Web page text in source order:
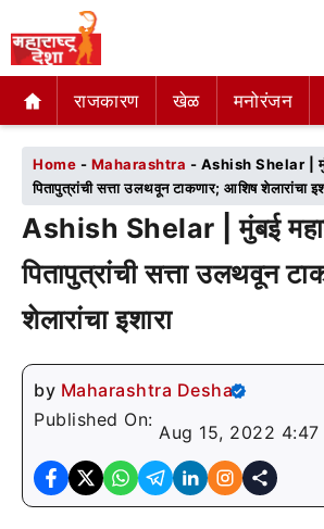
राजकारण खेळ मनोरंजन
राजकारण खेळ मनोरंजन
Home - Maharashtra - Ashish Shelar |
पितापुत्रांची सत्ता उलथवून टाकणार; आशिष शेलारांचा
Ashish Shelar | मुंबई
पितापुत्रांची सत्ता उलथवून
शेलारांचा इशारा
by Maharashtra Desha
Published On:
Aug 15, 2022 4:47